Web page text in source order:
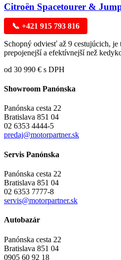
Citroën Spacetourer &
📞 +421 915 793 816
Schopný odviesť až 9 cestujúcich, je
prepojenejší a efektívnejší než
od 30 990 € s DPH
Showroom Panónska
Panónska cesta 22
Bratislava 851 04
02 6353 4444-5
predaj@motorpartner.sk
Servis Panónska
Panónska cesta 22
Bratislava 851 04
02 6353 7777-8
servis@motorpartner.sk
Autobazár
Panónska cesta 22
Bratislava 851 04
0905 60 92 18